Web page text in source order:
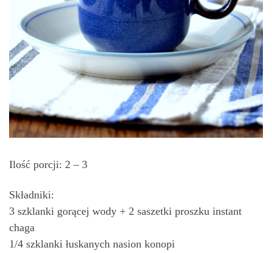
Ilość porcji: 2 – 3
Składniki:
3 szklanki gorącej wody + 2 saszetki proszku instant
chaga
1/4 szklanki łuskanych nasion konopi